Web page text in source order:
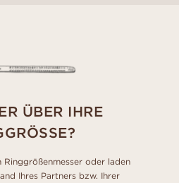
ÜBER IHRE
Ringgrößenmesser oder laden
Ihres Partners bzw. Ihrer